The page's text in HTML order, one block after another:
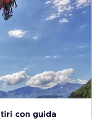
con guida